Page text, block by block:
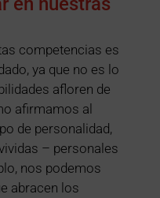
competencias es
ya que no es lo
afloren de
afirmamos al
de personalidad,
– personales
nos podemos
abracen los